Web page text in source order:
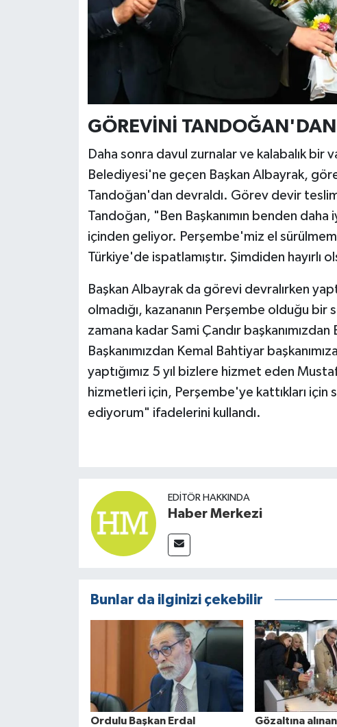
GÖREVİNİ TANDOĞAN'DAN
Daha sonra davul zurnalar ve kalabalık
Belediyesi'ne geçen Başkan Albayrak,
Tandoğan'dan devraldı. Görev devir
Tandoğan, "Ben Başkanımın benden daha
içinden geliyor. Perşembe'miz el
Türkiye'de ispatlamıştır. Şimdiden
Başkan Albayrak da görevi devralırken
olmadığı, kazananın Perşembe olduğu
zamana kadar Sami Çandır
Başkanımızdan Kemal Bahtiyar
yaptığımız 5 yıl bizlere hizmet eden
hizmetleri için, Perşembe'ye kattıkları
ediyorum" ifadelerini kullandı.
EDITÖR HAKKINDA
Haber Merkezi
Bunlar da ilginizi çekebilir
Ordulu Başkan Erdal
Gözaltına